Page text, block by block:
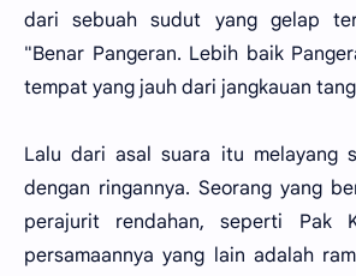
dari sebuah sudut yang gelap
"Benar Pangeran. Lebih baik
tempat yang jauh dari jangkauan
Lalu dari asal suara itu melayang
dengan ringannya. Seorang yang
perajurit rendahan, seperti Pak
persamaannya yang lain adalah